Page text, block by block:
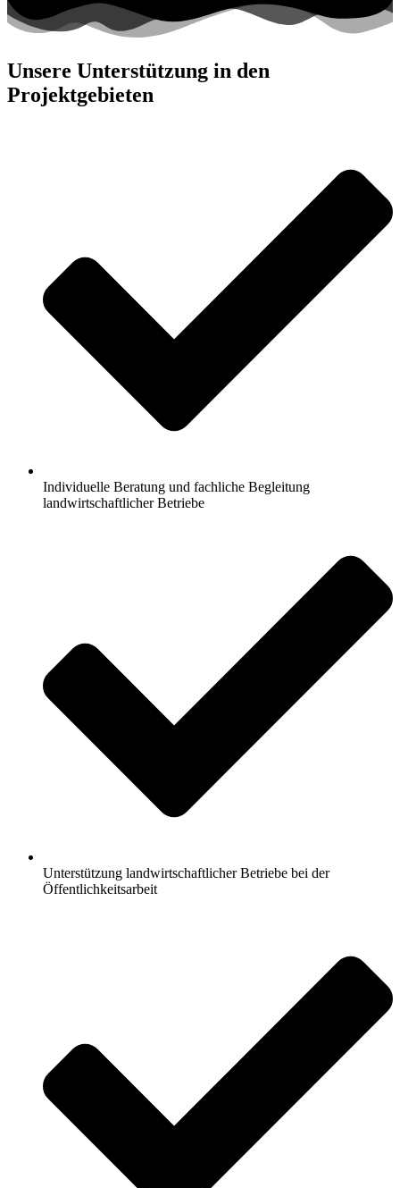
Unsere Unterstützung in den
Projektgebieten
Individuelle Beratung und fachliche Begleitung
landwirtschaftlicher Betriebe
Unterstützung landwirtschaftlicher Betriebe bei der
Öffentlichkeitsarbeit